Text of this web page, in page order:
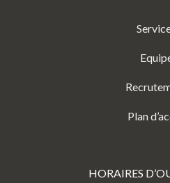
Plan
HORAIRES